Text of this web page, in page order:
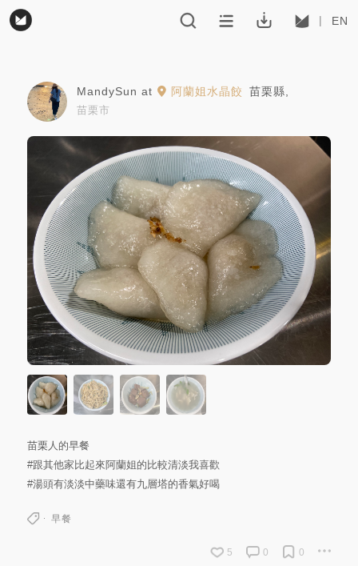
EN
MandySun at 阿蘭姐水晶餃 苗栗縣
苗栗市
苗栗人的早餐
#跟其他家比起來阿蘭姐的比較清淡我喜歡
#湯頭有淡淡中藥味還有九層塔的香氣好喝
早餐
5 0 0